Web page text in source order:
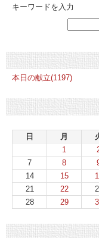
キーワードを入力
本日の献立(1197)
日
月
1
7
8
14
15
21
22
28
29